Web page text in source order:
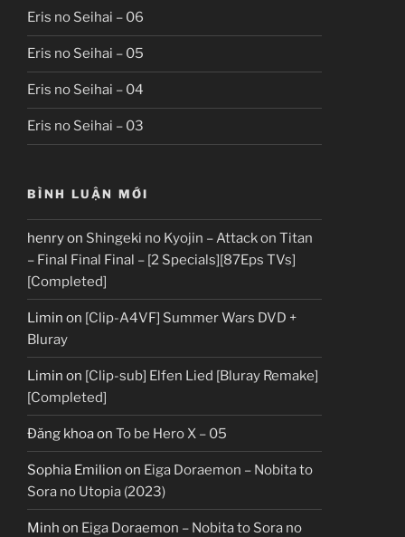
Eris no Seihai – 06
Eris no Seihai – 05
Eris no Seihai – 04
Eris no Seihai – 03
BÌNH LUẬN MỚI
henryon Shingeki no Kyojin – Attack on Titan
– Final Final Final – [2 Specials][87Eps TVs]
[Completed]
Limin on [Clip-A4VF] Summer Wars DVD +
Bluray
Limin on [Clip-sub] Elfen Lied [Bluray Remake]
[Completed]
Đăng khoaon To be Hero X – 05
Sophia Emilion on Eiga Doraemon – Nobita to
Sora no Utopia (2023)
Minh on Eiga Doraemon – Nobita to Sora no